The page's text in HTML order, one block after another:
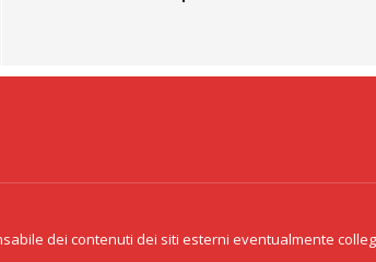
dei contenuti dei siti esterni eventualmente